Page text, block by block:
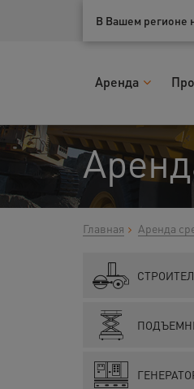
Ваш город:Псков
В Вашем регионе
Аренда
Главная Аренда